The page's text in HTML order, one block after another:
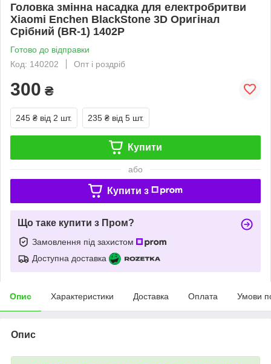
Головка змінна насадка для електробритви
Xiaomi Enchen BlackStone 3D Оригінал
Срібний (BR-1) 1402P
Готово до відправки
Код: 140202
Опт і роздріб
300 ₴
245 ₴ від 2 шт. 235 ₴ від 5 шт.
Купити
або
Купити з
Що таке купити з Пром?
Замовлення під захистом
Доступна доставка
Опис Характеристики Доставка Оплата Умови
Опис